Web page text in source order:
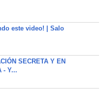
este video! | Salo
SECRETA Y EN
- Y...